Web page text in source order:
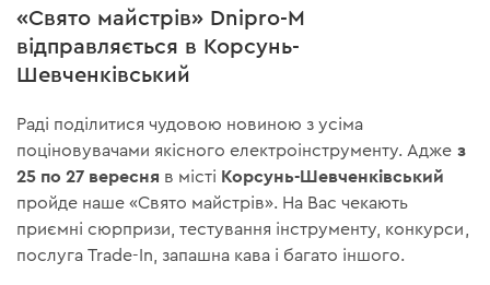
«Свято майстрів» Dnipro-M
відправляється в Корсунь-
Шевченківський
Раді поділитися чудовою новиною з усіма
поціновувачами якісного електроінструменту. Адже з
25 по 27 вересня в місті Корсунь-Шевченківський
пройде наше «Свято майстрів». На Вас чекають
приємні сюрпризи, тестування інструменту, конкурси,
послуга Trade-In, запашна кава і багато іншого.